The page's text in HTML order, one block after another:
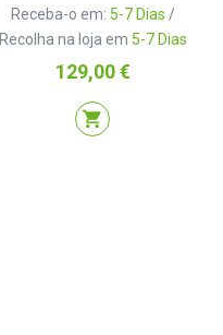
Receba-o em: 5-7 Dias /
Recolha na loja em 5-7 Dias
Preço
129,00 €
shopping_cart